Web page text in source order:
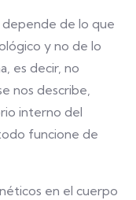
depende de lo que
y no de lo
es decir, no
nos describe,
interno del
funcione de
en el cuerpo